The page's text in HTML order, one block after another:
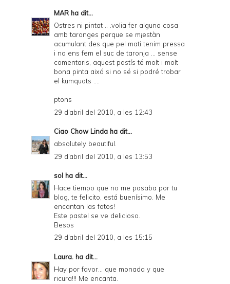
MAR ha dit...
Ostres ni pintat .. .volia fer alguna cosa
amb taronges perque se m¡estàn
acumulant des que pel mati tenim pressa
i no ens fem el suc de taronja ... sense
comentaris, aquest pastís té molt i molt
bona pinta aixó si no sé si podré trobar
el kumquats ....
ptons
29 d’abril del 2010, a les 12:43
Ciao Chow Linda ha dit...
absolutely beautiful.
29 d’abril del 2010, a les 13:53
sol ha dit...
Hace tiempo que no me pasaba por tu
blog, te felicito, está buenísimo. Me
encantan las fotos!
Este pastel se ve delicioso.
Besos
29 d’abril del 2010, a les 15:15
Laura. ha dit...
Hay por favor... que monada y que
ricura!!! Me encanta.